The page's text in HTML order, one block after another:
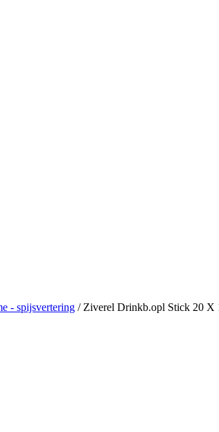
- spijsvertering / Ziverel Drinkb.opl Stick 20 X